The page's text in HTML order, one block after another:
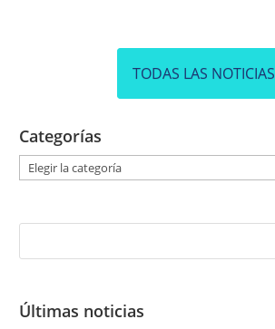
TODAS LAS NOTICIAS
Categorías
g
r
Últimas noticias